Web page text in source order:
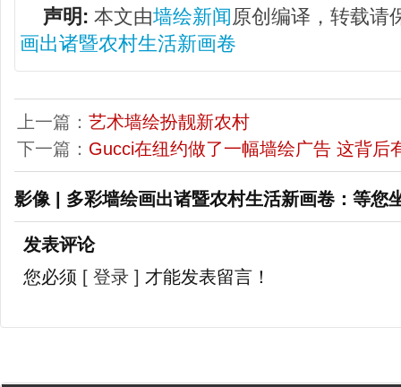
声明: 本文由墙绘新闻原创编译，转载请
画出诸暨农村生活新画卷
上一篇： 艺术墙绘扮靓新农村
下一篇： Gucci在纽约做了一幅墙绘广告 这背后
影像 | 多彩墙绘画出诸暨农村生活新画卷：等您
发表评论
您必须 [ 登录 ] 才能发表留言！